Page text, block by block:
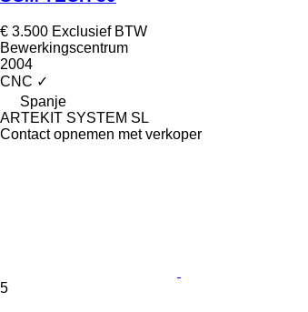
€ 3.500 Exclusief BTW
Bewerkingscentrum
2004
CNC ✓
Spanje
ARTEKIT SYSTEM SL
Contact opnemen met verkoper
5